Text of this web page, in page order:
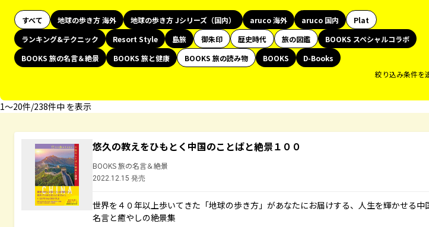
すべて 地球の歩き方 海外 地球の歩き方 Jシリーズ（国内） aruco 海外 aruco 国内
Plat
ランキング&テクニック
Resort Style 島旅 御朱印 歴史時代 旅の図鑑
BOOKS スペシャルコラボ
BOOKS 旅の名言＆絶景
BOOKS 旅と健康 BOOKS 旅の読み物 BOOKS
D-Books
絞り込み条件を
1〜20件/238件中 を表示
悠久の教えをひもとく中国のことばと絶景１００
BOOKS 旅の名言＆絶景
2022.12.15 発売
世界を４０年以上歩いてきた「地球の歩き方」があなたにお届けする、人生を輝かせる中
名言と癒やしの絶景集